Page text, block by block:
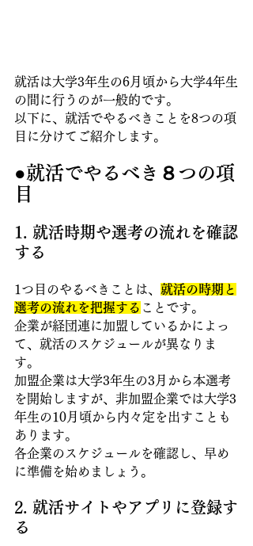
就活は大学3年生の6月頃から大学4年生
の間に行うのが一般的です。
以下に、就活でやるべきことを8つの項
目に分けてご紹介します。
●就活でやるべき８つの項
目
1. 就活時期や選考の流れを確認
する
1つ目のやるべきことは、 就活の時期と
選考の流れを把握する ことです。
企業が経団連に加盟しているかによっ
て、就活のスケジュールが異なりま
す。
加盟企業は大学3年生の3月から本選考
を開始しますが、非加盟企業では大学3
年生の10月頃から内々定を出すことも
あります。
各企業のスケジュールを確認し、早め
に準備を始めましょう。
2. 就活サイトやアプリに登録す
る